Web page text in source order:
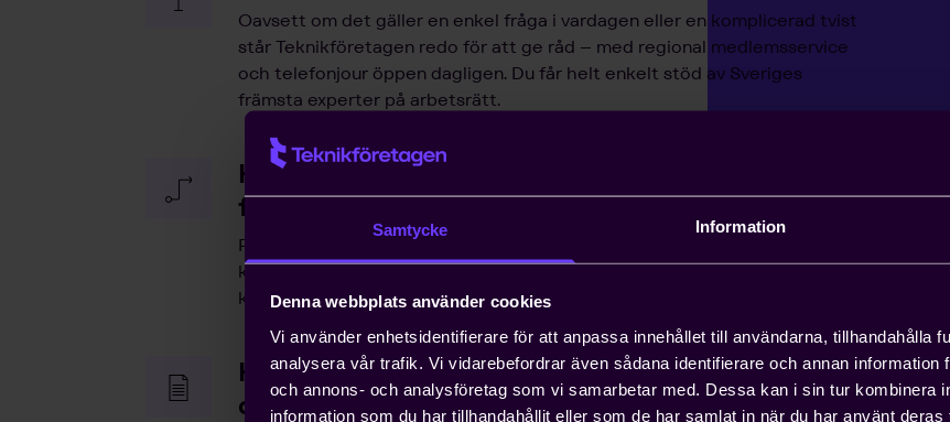
Samtycke Information
Denna webbplats använder cookies
Vi använder enhetsidentifierare för att anpassa innehållet till användarna, tillhandahålla
analysera vår trafik. Vi vidarebefordrar även sådana identifierare och annan information
och annons- och analysföretag som vi samarbetar med. Dessa kan i sin tur kombinera
information som du har tillhandahållit eller som de har samlat in när du har använt deras
Oavsett om det gäller en enkel fråga i vardagen eller en komplicerad tvist
står Teknikföretagen redo för att ge råd – med regional medlemsservice
och telefonjour öppen dagligen. Du får helt enkelt stöd av Sveriges
främsta experter på arbetsrätt.
Kostnadseffektiva pensions- och
försäkringslösningar
Pension och försäkringar är avgörande för att locka och behålla
kompetens. Våra kollektivavtalade lösningar är heltäckande och
kostnadseffektiva.
Hjälp med snabb handläggning av
arbetstillstånd